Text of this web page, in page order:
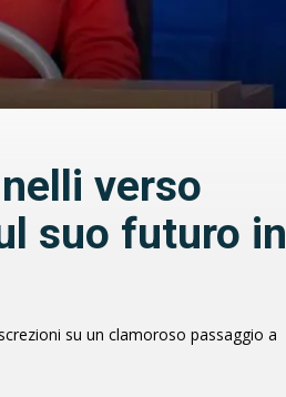
verso
suo futuro in
su un clamoroso passaggio a